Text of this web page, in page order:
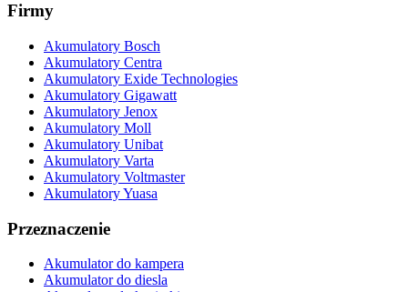
Firmy
Akumulatory Bosch
Akumulatory Centra
Akumulatory Exide Technologies
Akumulatory Gigawatt
Akumulatory Jenox
Akumulatory Moll
Akumulatory Unibat
Akumulatory Varta
Akumulatory Voltmaster
Akumulatory Yuasa
Przeznaczenie
Akumulator do kampera
Akumulator do diesla